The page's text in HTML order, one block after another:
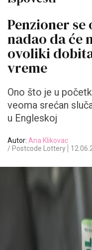
Penzioner se
nadao da će
ovoliki
vreme
Ono što je u
veoma srećan
u Engleskoj
Autor: Ana Klikovac
/ Postcode Lottery